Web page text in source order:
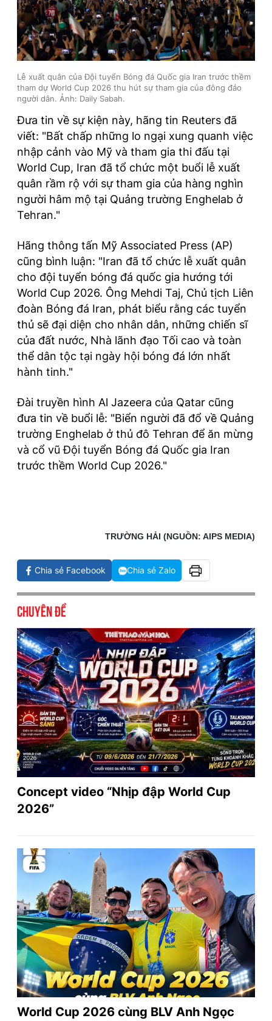
Lễ xuất quân của Đội tuyển Bóng đá Quốc gia Iran trước thềm
tham dự World Cup 2026 thu hút sự tham gia của đông đảo
người dân. Ảnh: Daily Sabah.
Đưa tin về sự kiện này, hãng tin Reuters đã
viết: "Bất chấp những lo ngại xung quanh việc
nhập cảnh vào Mỹ và tham gia thi đấu tại
World Cup, Iran đã tổ chức một buổi lễ xuất
quân rầm rộ với sự tham gia của hàng nghìn
người hâm mộ tại Quảng trường Enghelab ở
Tehran."
Hãng thông tấn Mỹ Associated Press (AP)
cũng bình luận: "Iran đã tổ chức lễ xuất quân
cho đội tuyển bóng đá quốc gia hướng tới
World Cup 2026. Ông Mehdi Taj, Chủ tịch Liên
đoàn Bóng đá Iran, phát biểu rằng các tuyển
thủ sẽ đại diện cho nhân dân, những chiến sĩ
của đất nước, Nhà lãnh đạo Tối cao và toàn
thể dân tộc tại ngày hội bóng đá lớn nhất
hành tinh."
Đài truyền hình Al Jazeera của Qatar cũng
đưa tin về buổi lễ: "Biển người đã đổ về Quảng
trường Enghelab ở thủ đô Tehran để ăn mừng
và cổ vũ Đội tuyển Bóng đá Quốc gia Iran
trước thềm World Cup 2026."
TRƯỜNG HẢI (NGUỒN: AIPS MEDIA)
Chia sẻ Facebook Chia sẻ Zalo
Chuyên đề
Concept video “Nhịp đập World Cup
2026”
World Cup 2026 cùng BLV Anh Ngọc